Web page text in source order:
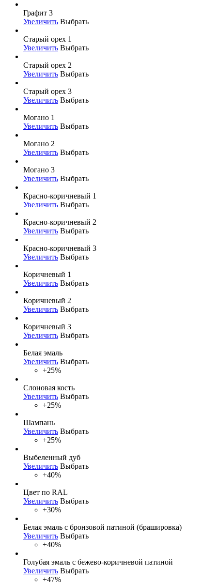
Графит 3
Увеличить Выбрать
Старый орех 1
Увеличить Выбрать
Старый орех 2
Увеличить Выбрать
Старый орех 3
Увеличить Выбрать
Могано 1
Увеличить Выбрать
Могано 2
Увеличить Выбрать
Могано 3
Увеличить Выбрать
Красно-коричневый 1
Увеличить Выбрать
Красно-коричневый 2
Увеличить Выбрать
Красно-коричневый 3
Увеличить Выбрать
Коричневый 1
Увеличить Выбрать
Коричневый 2
Увеличить Выбрать
Коричневый 3
Увеличить Выбрать
Белая эмаль
Увеличить Выбрать
+25%
Слоновая кость
Увеличить Выбрать
+25%
Шампань
Увеличить Выбрать
+25%
Выбеленный дуб
Увеличить Выбрать
+40%
Цвет по RAL
Увеличить Выбрать
+30%
Белая эмаль с бронзовой патиной (брашировка)
Увеличить Выбрать
+40%
Голубая эмаль с бежево-коричневой патиной
Увеличить Выбрать
+47%